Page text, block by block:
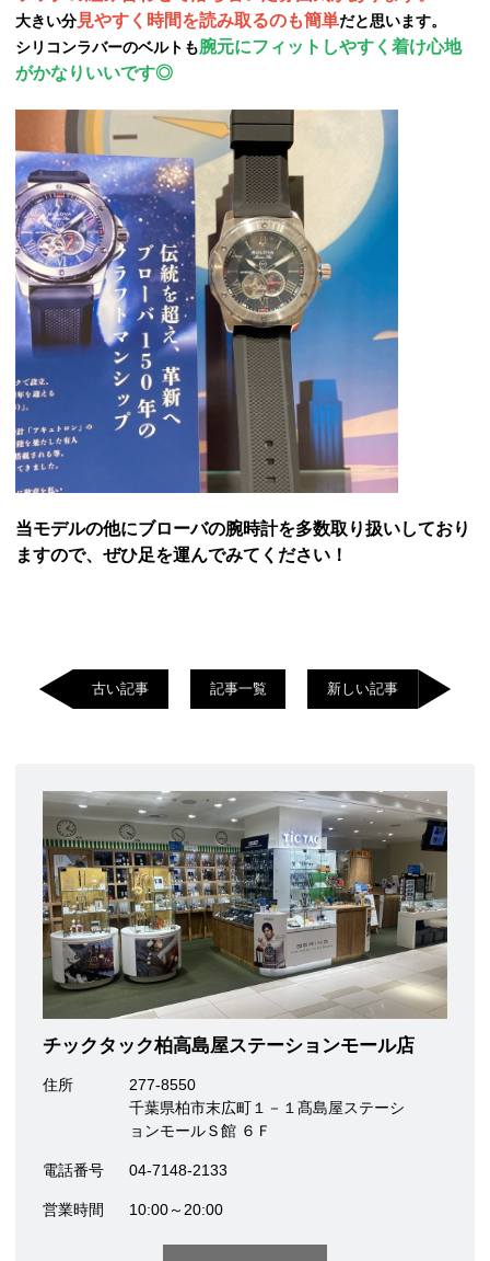
大きい分見やすく時間を読み取るのも簡単だと思います。
シリコンラバーのベルトも腕元にフィットしやすく着け心地
がかなりいいです◎
当モデルの他にブローバの腕時計を多数取り扱いしており
ますので、ぜひ足を運んでみてください！
古い記事 記事一覧 新しい記事
チックタック柏高島屋ステーションモール店
住所
277-8550
千葉県柏市末広町１－１髙島屋ステーシ
ョンモールＳ館 ６Ｆ
電話番号 04-7148-2133
営業時間 10:00～20:00